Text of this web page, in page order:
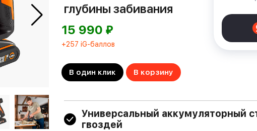
глубины забивания
15 990 ⃏
+257 iG-баллов
В один клик В корзину
Универсальный аккумуляторный
гвоздей